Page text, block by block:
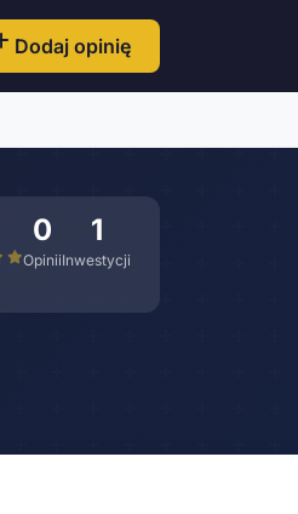
Dodaj opinię
0
Opinii
1
Inwestycji